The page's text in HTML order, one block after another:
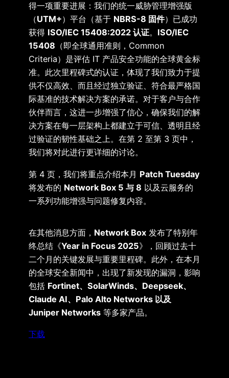
得一项重要进展：我们的统一威胁管理增强版
（UTM+）平台（基于 NBRS-8 固件）已成功
获得 ISO/IEC 15408:2022 认证。 ISO/IEC
15408 （即全球通用准则，Common
Criteria）是评估 IT 产品安全功能的全球黄金标
准。此次里程碑式的认证，体现了我们致力于提
供不仅高效、而且经过独立验证、符合最严格国
际基准的技术解决方案的承诺。对于客户与合作
伙伴而言，这进一步增强了信心，确保我们的解
决方案在每一层架构上都建立于可信、透明且经
过验证的韧性基础之上。在第 2 至第 3 页中，
我们将对此进行更详细的讨论。
第 4 页，我们将重点介绍本月 Patch Tuesday
将发布的 Network Box 5 与 8 以及云服务的
一系列功能增强与问题修复内容。
在其他消息方面， Network Box 发布了特别年
终总结《Year in Focus 2025》，回顾过去十
二个月的关键发展与重要里程碑。此外，在本月
的全球安全新闻中，出现了新发现的漏洞，影响
包括 Fortinet、SolarWinds、Deepseek、
Claude AI、Palo Alto Networks 以及
Juniper Networks 等多家产品。
下载